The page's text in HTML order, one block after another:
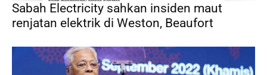
Sabah Electricity sahkan insiden maut
renjatan elektrik di Weston, Beaufort